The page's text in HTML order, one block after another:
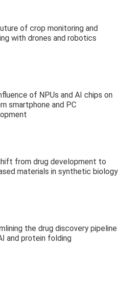
of crop monitoring and
with drones and robotics
of NPUs and AI chips on
smartphone and PC
from drug development to
materials in synthetic biology
the drug discovery pipeline
and protein folding